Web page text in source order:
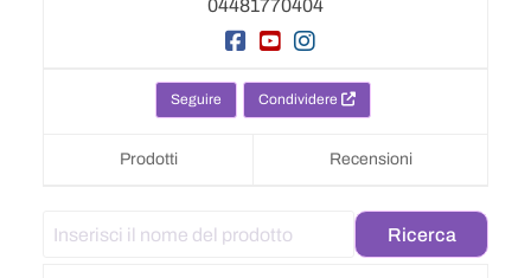
04481770404
Condividere
Seguire
Prodotti Recensioni